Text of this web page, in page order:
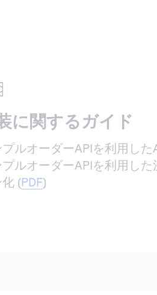
に関するガイド
プルオーダーAPIを利用した
プルオーダーAPIを利用し
(PDF)